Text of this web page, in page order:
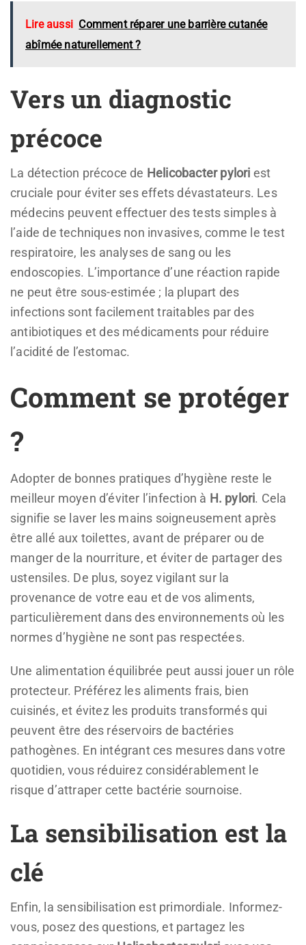
Lire aussi Comment réparer une barrière cutanée
abîmée naturellement ?
Vers un diagnostic
précoce
La détection précoce de Helicobacter pylori est
cruciale pour éviter ses effets dévastateurs. Les
médecins peuvent effectuer des tests simples à
l’aide de techniques non invasives, comme le test
respiratoire, les analyses de sang ou les
endoscopies. L’importance d’une réaction rapide
ne peut être sous-estimée ; la plupart des
infections sont facilement traitables par des
antibiotiques et des médicaments pour réduire
l’acidité de l’estomac.
Comment se protéger
?
Adopter de bonnes pratiques d’hygiène reste le
meilleur moyen d’éviter l’infection à H. pylori. Cela
signifie se laver les mains soigneusement après
être allé aux toilettes, avant de préparer ou de
manger de la nourriture, et éviter de partager des
ustensiles. De plus, soyez vigilant sur la
provenance de votre eau et de vos aliments,
particulièrement dans des environnements où les
normes d’hygiène ne sont pas respectées.
Une alimentation équilibrée peut aussi jouer un rôle
protecteur. Préférez les aliments frais, bien
cuisinés, et évitez les produits transformés qui
peuvent être des réservoirs de bactéries
pathogènes. En intégrant ces mesures dans votre
quotidien, vous réduirez considérablement le
risque d’attraper cette bactérie sournoise.
La sensibilisation est la
clé
Enfin, la sensibilisation est primordiale. Informez-
vous, posez des questions, et partagez les